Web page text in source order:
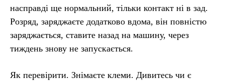
насправді ще нормальний, тільки контакт ні в зад.
Розряд, заряджаєте додатково вдома, він повністю
заряджається, ставите назад на машину, через
тиждень знову не запускається.
Як перевірити. Знімаєте клеми. Дивитесь чи є